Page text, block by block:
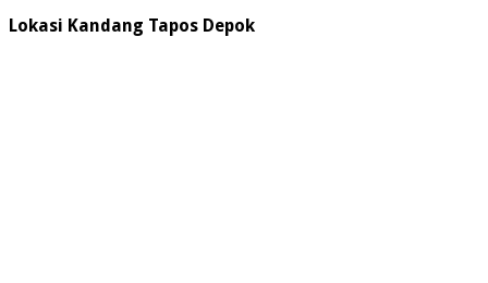
Lokasi Kandang Tapos Depok